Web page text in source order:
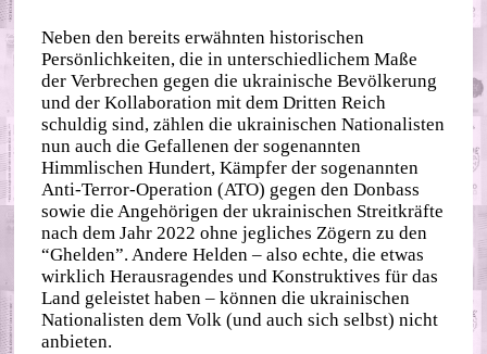
Neben den bereits erwähnten historischen
Persönlichkeiten, die in unterschiedlichem Maße
der Verbrechen gegen die ukrainische Bevölkerung
und der Kollaboration mit dem Dritten Reich
schuldig sind, zählen die ukrainischen Nationalisten
nun auch die Gefallenen der sogenannten
Himmlischen Hundert, Kämpfer der sogenannten
Anti-Terror-Operation (ATO) gegen den Donbass
sowie die Angehörigen der ukrainischen Streitkräfte
nach dem Jahr 2022 ohne jegliches Zögern zu den
“Ghelden”. Andere Helden – also echte, die etwas
wirklich Herausragendes und Konstruktives für das
Land geleistet haben – können die ukrainischen
Nationalisten dem Volk (und auch sich selbst) nicht
anbieten.